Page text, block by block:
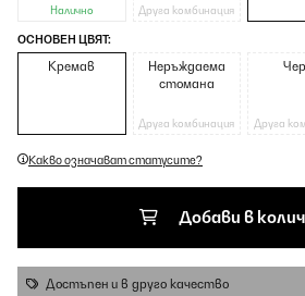
Налично Друга комбинация
ОСНОВЕН ЦВЯТ:
Кремав
Неръждаема
стомана
Друга комбинация Друга
Какво означават статусите?
Добави в
Достъпен и в друго качество